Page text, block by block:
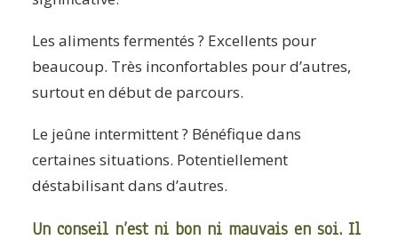
Les aliments fermentés ? Excellents pour
beaucoup. Très inconfortables pour d’autres,
surtout en début de parcours.
Le jeûne intermittent ? Bénéfique dans
certaines situations. Potentiellement
déstabilisant dans d’autres.
Un conseil n’est ni bon ni mauvais en soi. Il